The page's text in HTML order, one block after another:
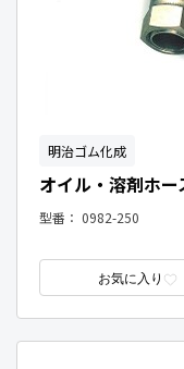
明治ゴム化成
オイル・溶剤ホー
型番： 0982-250
お気に入り